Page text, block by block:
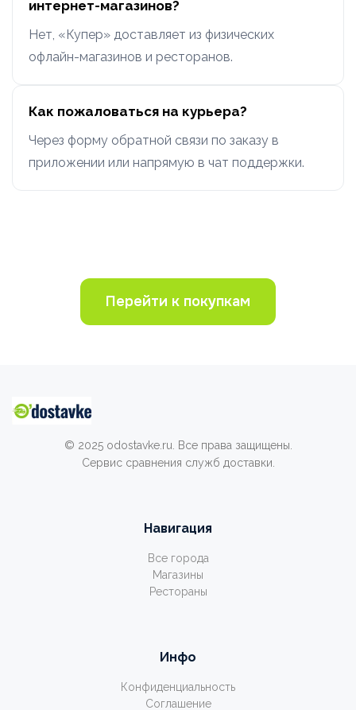
интернет-магазинов?
Нет, «Купер» доставляет из физических
офлайн-магазинов и ресторанов.
Как пожаловаться на курьера?
Через форму обратной связи по заказу в
приложении или напрямую в чат поддержки.
Перейти к покупкам
© 2025 odostavke.ru. Все права защищены.
Сервис сравнения служб доставки.
Навигация
Все города
Магазины
Рестораны
Инфо
Конфиденциальность
Соглашение